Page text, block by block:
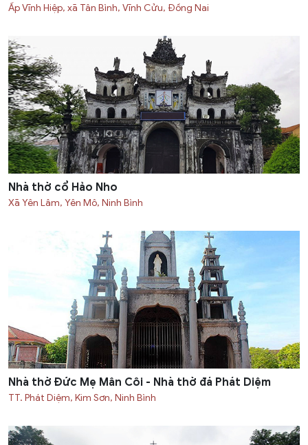
Ấp Vĩnh Hiệp, xã Tân Bình, Vĩnh Cửu, Ðồng Nai
Nhà thờ cổ Hảo Nho
Xã Yên Lâm, Yên Mô, Ninh Bình
Nhà thờ Đức Mẹ Mân Côi - Nhà thờ đá Phát Diệm
TT. Phát Diệm, Kim Sơn, Ninh Bình